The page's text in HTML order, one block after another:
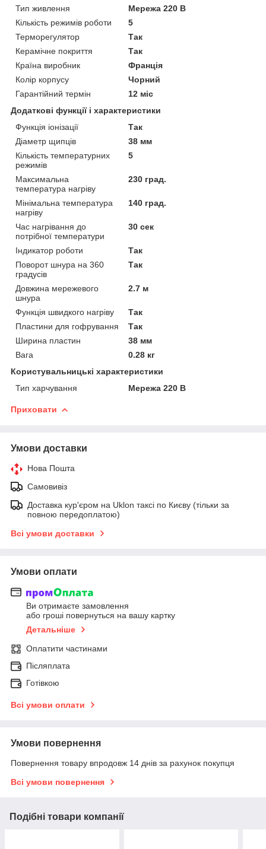
Тип живлення
Мережа 220 В
Кількість режимів роботи
5
Терморегулятор
Так
Керамічне покриття
Так
Країна виробник
Франція
Колір корпусу
Чорний
Гарантійний термін
12 міс
Додаткові функції і характеристики
Функція іонізації
Так
Діаметр щипців
38 мм
Кількість температурних
режимів
5
Максимальна
температура нагріву
230 град.
Мінімальна температура
нагріву
140 град.
Час нагрівання до
потрібної температури
30 сек
Індикатор роботи
Так
Поворот шнура на 360
градусів
Так
Довжина мережевого
шнура
2.7 м
Функція швидкого нагріву
Так
Пластини для гофрування
Так
Ширина пластин
38 мм
Вага
0.28 кг
Користувальницькі характеристики
Тип харчування
Мережа 220 В
Приховати
Умови доставки
Нова Пошта
Самовивіз
Доставка кур'єром на Uklon таксі по Києву (тільки за
повною передоплатою)
Всі умови доставки
Умови оплати
Ви отримаєте замовлення
або гроші повернуться на вашу картку
Детальніше
Оплатити частинами
Післяплата
Готівкою
Всі умови оплати
Умови повернення
Повернення товару впродовж 14 днів за рахунок покупця
Всі умови повернення
Подібні товари компанії